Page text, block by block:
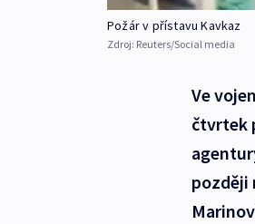
Požár v přístavu Kavkaz
Zdroj: Reuters/Social media
Ve
čtvrtek
později